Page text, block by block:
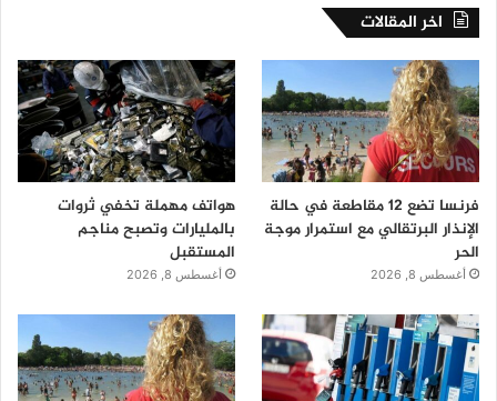
اخر المقالات
فرنسا تضع 12 مقاطعة في حالة
الإنذار البرتقالي مع استمرار موجة
الحر
أغسطس 8, 2026
هواتف مهملة تخفي ثروات
بالمليارات وتصبح مناجم
المستقبل
أغسطس 8, 2026